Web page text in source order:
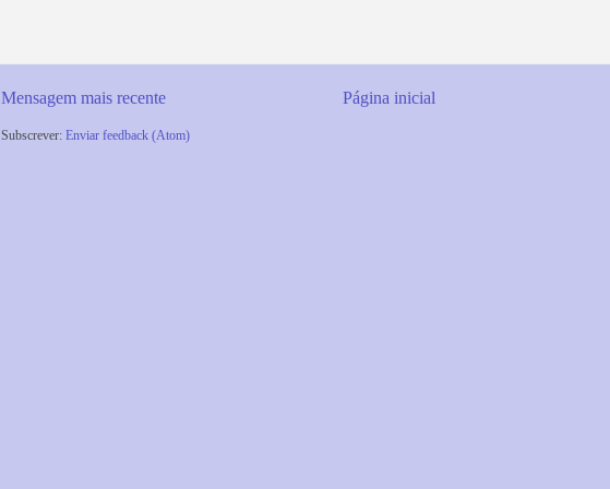
Mensagem mais recente Página inicial
Subscrever: Enviar feedback (Atom)